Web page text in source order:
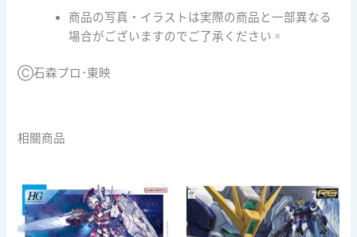
商品の写真・イラストは実際の商品と一部異なる
場合がございますのでご了承ください。
Ⓒ石森プロ･東映
相關商品